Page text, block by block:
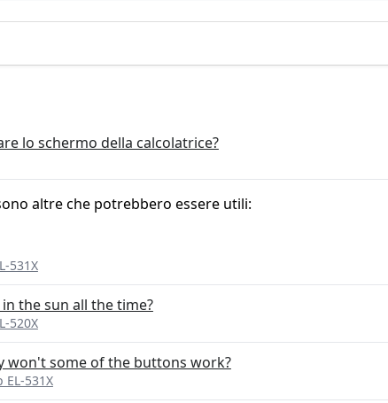
lo schermo della calcolatrice?
altre che potrebbero essere utili:
531X
the sun all the time?
520X
won't some of the buttons work?
EL-531X